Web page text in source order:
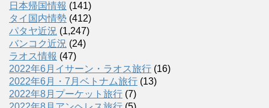
日本帰国情報 (141)
タイ国内情勢 (412)
パタヤ近況 (1,247)
バンコク近況 (24)
ラオス情報 (47)
2022年6月イサーン・ラオス旅行 (16)
2022年6月・7月ベトナム旅行 (13)
2022年8月プーケット旅行 (7)